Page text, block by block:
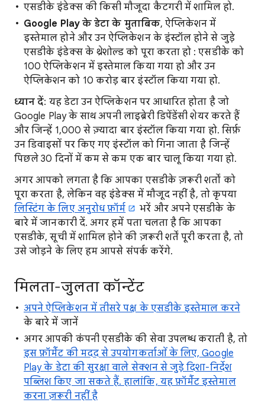
एसडीके इंडेक्स की किसी मौजूदा कैटगरी में शामिल हो.
Google Play के डेटा के मुताबिक, ऐप्लिकेशन में
इस्तेमाल होने और उन ऐप्लिकेशन के इंस्टॉल होने से जुड़े
एसडीके इंडेक्स के थ्रेशोल्ड को पूरा करता हो : एसडीके को
100 ऐप्लिकेशन में इस्तेमाल किया गया हो और उन
ऐप्लिकेशन को 10 करोड़ बार इंस्टॉल किया गया हो.
ध्यान दें: यह डेटा उन ऐप्लिकेशन पर आधारित होता है जो
Google Play के साथ अपनी लाइब्रेरी डिपेंडेंसी शेयर करते हैं
और जिन्हें 1,000 से ज़्यादा बार इंस्टॉल किया गया हो. सिर्फ़
उन डिवाइसों पर किए गए इंस्टॉल को गिना जाता है जिन्हें
पिछले 30 दिनों में कम से कम एक बार चालू किया गया हो.
अगर आपको लगता है कि आपका एसडीके ज़रूरी शर्तों को
पूरा करता है, लेकिन वह इंडेक्स में मौजूद नहीं है, तो कृपया
लिस्टिंग के लिए अनुरोध फ़ॉर्म
भरें और अपने एसडीके के
बारे में जानकारी दें. अगर हमें पता चलता है कि आपका
एसडीके, सूची में शामिल होने की ज़रूरी शर्तें पूरी करता है, तो
उसे जोड़ने के लिए हम आपसे संपर्क करेंगे.
मिलता-जुलता कॉन्टेंट
अपने ऐप्लिकेशन में तीसरे पक्ष के एसडीके इस्तेमाल करने
के बारे में जानें
अगर आपकी कंपनी एसडीके की सेवा उपलब्ध कराती है, तो
इस फ़ॉर्मैट की मदद से उपयोगकर्ताओं के लिए, Google
Play के डेटा की सुरक्षा वाले सेक्शन से जुड़े दिशा-निर्देश
पब्लिश किए जा सकते हैं. हालांकि, यह फ़ॉर्मैट इस्तेमाल
करना ज़रूरी नहीं है